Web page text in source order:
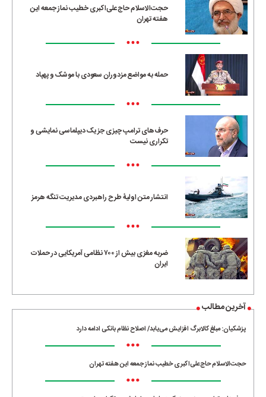
حجت‌الاسلام حاج‌علی‌اکبری خطیب نماز جمعه این
هفته تهران
•••
حمله به مواضع مزدوران سعودی با موشک و پهپاد
•••
حرف‌های ترامپ چیزی جز یک دیپلماسی نمایشی و
تکراری نیست
•••
انتشار متن اولیۀ طرح راهبردی مدیریت تنگه هرمز
•••
ضربه مغزی بیش از ۷۰۰ نظامی آمریکایی در حملات
ایران
آخرین مطالب
پزشکیان: مبلغ کالابرگ افزایش می‌یابد/ اصلاح نظام بانکی ادامه دارد
•••
حجت‌الاسلام حاج‌علی‌اکبری خطیب نماز جمعه این هفته تهران
•••